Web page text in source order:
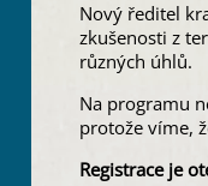
Nový ředitel
zkušenosti z
různých úhlů.
Na programu
protože víme,
Registrace je